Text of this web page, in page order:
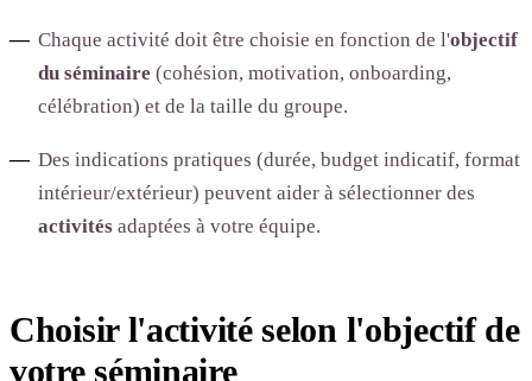
Chaque activité doit être choisie en fonction de l'objectif
du séminaire (cohésion, motivation, onboarding,
célébration) et de la taille du groupe.
Des indications pratiques (durée, budget indicatif, format
intérieur/extérieur) peuvent aider à sélectionner des
activités adaptées à votre équipe.
Choisir l'activité selon l'objectif de
votre séminaire